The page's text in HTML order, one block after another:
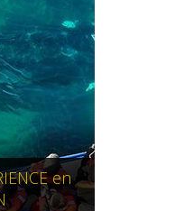
en